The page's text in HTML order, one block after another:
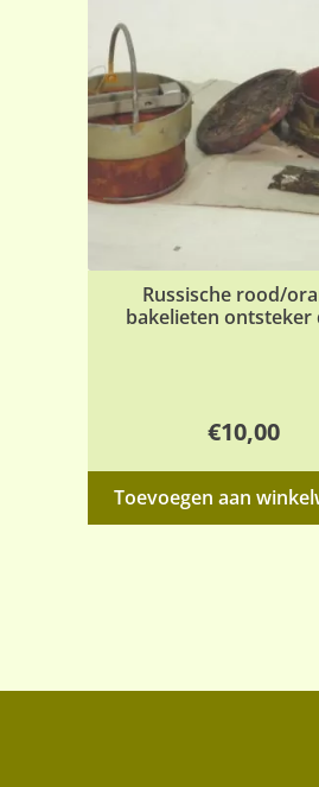
Russische rood/
bakelieten ontsteker
€10,00
Toevoegen aan